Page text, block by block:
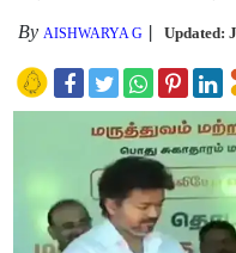
By AISHWARYA G Updated: